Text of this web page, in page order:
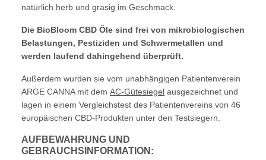
natürlich herb und grasig im Geschmack.
Die BioBloom CBD Öle sind frei von mikrobiologischen
Belastungen, Pestiziden und Schwermetallen und
werden laufend dahingehend überprüft.
Außerdem wurden sie vom unabhängigen Patientenverein
ARGE CANNA mit dem AC-Gütesiegel ausgezeichnet und
lagen in einem Vergleichstest des Patientenvereins von 46
europäischen CBD-Produkten unter den Testsiegern.
AUFBEWAHRUNG UND
GEBRAUCHSINFORMATION: